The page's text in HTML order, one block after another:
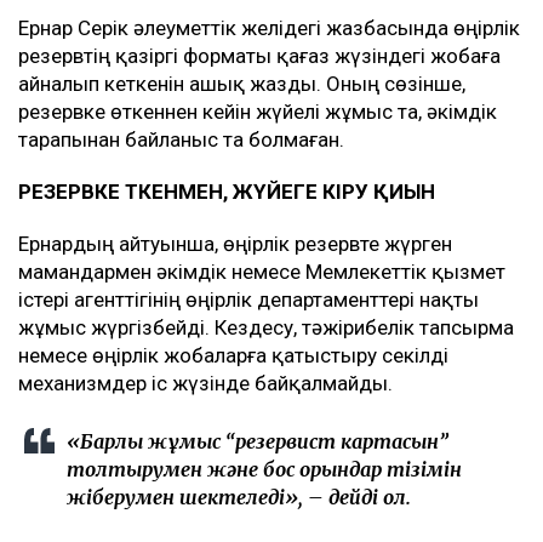
Ернар Серік әлеуметтік желідегі жазбасында өңірлік
резервтің қазіргі форматы қағаз жүзіндегі жобаға
айналып кеткенін ашық жазды. Оның сөзінше,
резервке өткеннен кейін жүйелі жұмыс та, әкімдік
тарапынан байланыс та болмаған.
РЕЗЕРВКЕ ӨТКЕНМЕН, ЖҮЙЕГЕ КІРУ ҚИЫН
Ернардың айтуынша, өңірлік резервте жүрген
мамандармен әкімдік немесе Мемлекеттік қызмет
істері агенттігінің өңірлік департаменттері нақты
жұмыс жүргізбейді. Кездесу, тәжірибелік тапсырма
немесе өңірлік жобаларға қатыстыру секілді
механизмдер іс жүзінде байқалмайды.
«Барлық жұмыс “резервист картасын”
толтырумен және бос орындар тізімін
жіберумен шектеледі», – дейді ол.